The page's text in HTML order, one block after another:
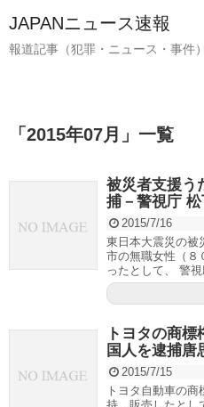
JAPANニュース速報
報道記事（犯罪・ニュース・事件
「 2015年07月 」 一覧
被災者支援う
捕－警視庁
2015/7/16
東日本大震災の被
市の無職女性（８
ったとして、 警
トヨタの商
国人を逮捕唐
2015/7/15
トヨタ自動車の